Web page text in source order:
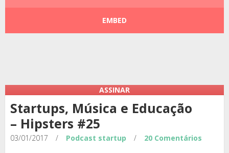
EMBED
ASSINAR
Startups, Música e Educação
– Hipsters #25
03/01/2017 / Podcast startup / 20 Comentários